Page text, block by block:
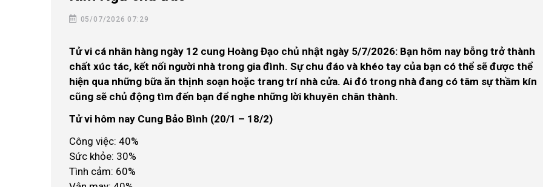
05/07/2026 07:29
Tử vi cá nhân hàng ngày 12 cung Hoàng Đạo chủ nhật ngày 5/7/2026: Bạn hôm nay bỗng trở thành
chất xúc tác, kết nối người nhà trong gia đình. Sự chu đáo và khéo tay của bạn có thể sẽ được thể
hiện qua những bữa ăn thịnh soạn hoặc trang trí nhà cửa. Ai đó trong nhà đang có tâm sự thầm kín
cũng sẽ chủ động tìm đến bạn để nghe những lời khuyên chân thành.
Tử vi hôm nay Cung Bảo Bình (20/1 – 18/2)
Công việc: 40%
Sức khỏe: 30%
Tình cảm: 60%